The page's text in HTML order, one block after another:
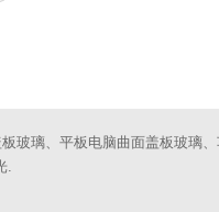
玻璃、平板电脑曲面盖板玻璃、
.